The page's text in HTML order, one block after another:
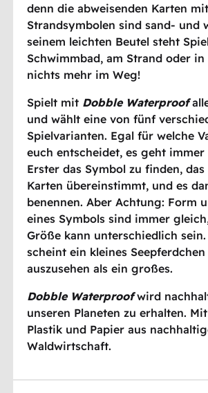
denn die abweisenden Karten mit
Strandsymbolen sind sand- und
seinem leichten Beutel steht
Schwimmbad, am Strand oder in
nichts mehr im Weg!
Spielt mit Dobble Waterproof
und wählt eine von fünf
Spielvarianten. Egal für welche
euch entscheidet, es geht immer
Erster das Symbol zu finden, das
Karten übereinstimmt, und es
benennen. Aber Achtung: Form
eines Symbols sind immer
Größe kann unterschiedlich
scheint ein kleines
auszusehen als ein großes.
Dobble Waterproofwird
unseren Planeten zu erhalten.
Plastik und Papier aus
Waldwirtschaft.